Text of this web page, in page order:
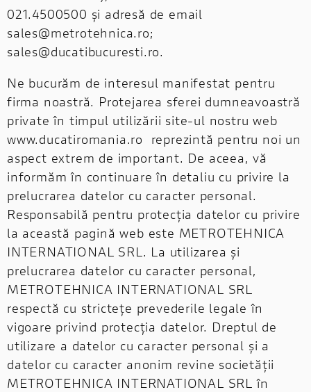
021.4500500 și adresă de email
sales@metrotehnica.ro;
sales@ducatibucuresti.ro.
Ne bucurăm de interesul manifestat pentru
firma noastră. Protejarea sferei dumneavoastră
private în timpul utilizării site-ul nostru web
www.ducatiromania.ro reprezintă pentru noi un
aspect extrem de important. De aceea, vă
informăm în continuare în detaliu cu privire la
prelucrarea datelor cu caracter personal.
Responsabilă pentru protecția datelor cu privire
la această pagină web este METROTEHNICA
INTERNATIONAL SRL. La utilizarea și
prelucrarea datelor cu caracter personal,
METROTEHNICA INTERNATIONAL SRL
respectă cu strictețe prevederile legale în
vigoare privind protecția datelor. Dreptul de
utilizare a datelor cu caracter personal și a
datelor cu caracter anonim revine societății
METROTEHNICA INTERNATIONAL SRL în